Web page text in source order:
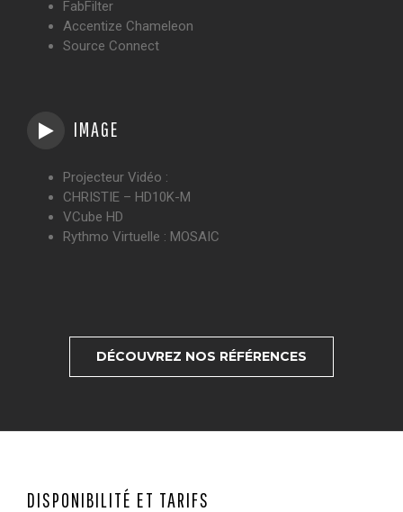
FabFilter
Accentize Chameleon
Source Connect
IMAGE
Projecteur Vidéo :
CHRISTIE – HD10K-M
VCube HD
Rythmo Virtuelle : MOSAIC
DÉCOUVREZ NOS RÉFÉRENCES
DISPONIBILITÉ ET TARIFS